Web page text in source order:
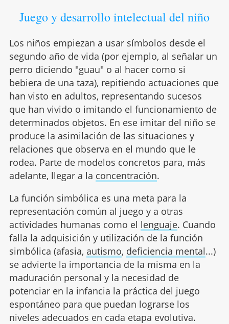
Juego y desarrollo intelectual del niño
Los niños empiezan a usar símbolos desde el
segundo año de vida (por ejemplo, al señalar un
perro diciendo "guau" o al hacer como si
bebiera de una taza), repitiendo actuaciones que
han visto en adultos, representando sucesos
que han vivido o imitando el funcionamiento de
determinados objetos. En ese imitar del niño se
produce la asimilación de las situaciones y
relaciones que observa en el mundo que le
rodea. Parte de modelos concretos para, más
adelante, llegar a la concentración.
La función simbólica es una meta para la
representación común al juego y a otras
actividades humanas como el lenguaje. Cuando
falla la adquisición y utilización de la función
simbólica (afasia, autismo, deficiencia mental...)
se advierte la importancia de la misma en la
maduración personal y la necesidad de
potenciar en la infancia la práctica del juego
espontáneo para que puedan lograrse los
niveles adecuados en cada etapa evolutiva.